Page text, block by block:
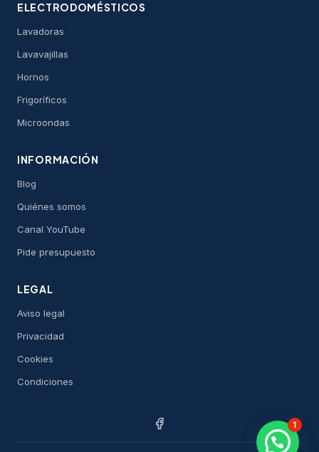
1
ELECTRODOMÉSTICOS
Lavadoras
Lavavajillas
Hornos
Frigoríficos
Microondas
INFORMACIÓN
Blog
Quiénes somos
Canal YouTube
Pide presupuesto
LEGAL
Aviso legal
Privacidad
Cookies
Condiciones